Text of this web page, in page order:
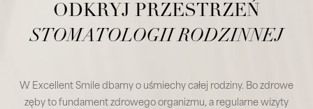
ODKRYJ PRZESTRZEŃ
STOMATOLOGII RODZINNEJ
W Excellent Smile dbamy o uśmiechy całej rodziny. Bo zdrowe
zęby to fundament zdrowego organizmu, a regularne wizyty